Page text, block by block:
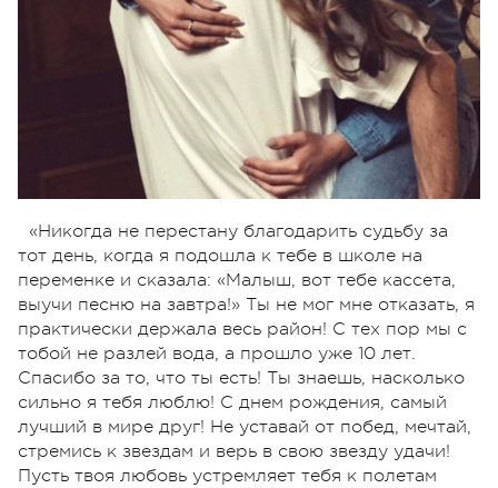
«Никогда не перестану благодарить судьбу за
тот день, когда я подошла к тебе в школе на
переменке и сказала: «Малыш, вот тебе кассета,
выучи песню на завтра!» Ты не мог мне отказать, я
практически держала весь район! С тех пор мы с
тобой не разлей вода, а прошло уже 10 лет.
Спасибо за то, что ты есть! Ты знаешь, насколько
сильно я тебя люблю! С днем рождения, самый
лучший в мире друг! Не уставай от побед, мечтай,
стремись к звездам и верь в свою звезду удачи!
Пусть твоя любовь устремляет тебя к полетам